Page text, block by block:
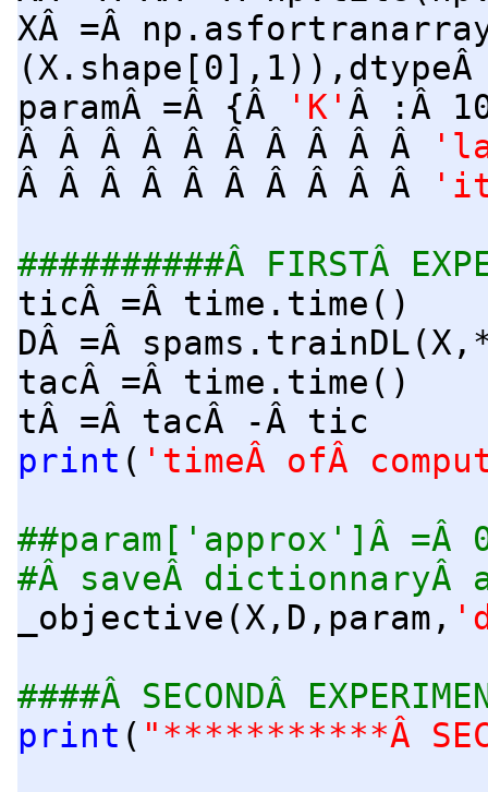
XÂ =Â
paramÂ =Â {Â
'K' Â :Â
Â Â Â Â Â Â Â Â Â Â
Â Â Â Â Â Â Â Â Â Â
##########Â FIRSTÂ
ticÂ =Â time.time()
DÂ =Â
tacÂ =Â time.time()
tÂ =Â tacÂ -Â tic
print ( 'timeÂ ofÂ
##param['approx']Â =Â
#Â saveÂ dictionnaryÂ
_objective(X,D,param,
####Â SECONDÂ
print ( "***********Â